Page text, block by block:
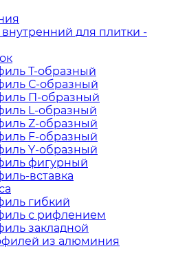
для плитки -
Т-образный
С-образный
П-образный
L-образный
Z-образный
F-образный
Y-образный
фигурный
вставка
гибкий
с рифлением
закладной
из алюминия